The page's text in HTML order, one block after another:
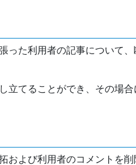
った利用者の記事について
立てることができ、その場
および利用者のコメントを削